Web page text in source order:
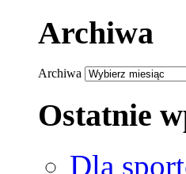
Archiwa
Archiwa
Ostatnie
Dla